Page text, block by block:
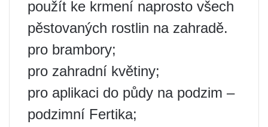
použít ke krmení naprosto všech
pěstovaných rostlin na zahradě.
pro brambory;
pro zahradní květiny;
pro aplikaci do půdy na podzim –
podzimní Fertika;